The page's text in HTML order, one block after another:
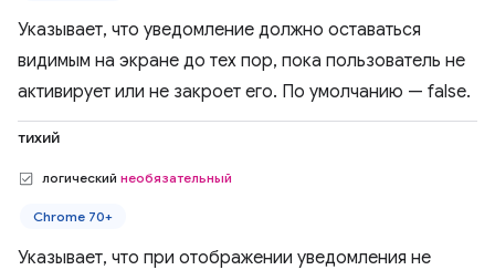
Указывает, что уведомление должно оставаться
видимым на экране до тех пор, пока пользователь не
активирует или не закроет его. По умолчанию — false.
тихий
логический необязательный
Chrome 70+
Указывает, что при отображении уведомления не